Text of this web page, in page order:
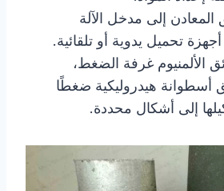
المعادن إلى مدخل الآلة
تحميل يدوية أو تلقائية.
الألمنيوم غرفة الضغط،
أسطوانة هيدروليكية ضغطًا
إلى أشكال محددة.